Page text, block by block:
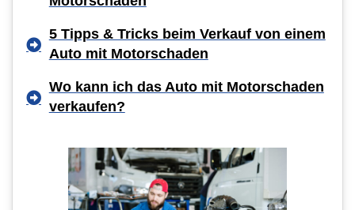
5 Tipps & Tricks beim Verkauf von einem
Auto mit Motorschaden
Wo kann ich das Auto mit Motorschaden
verkaufen?